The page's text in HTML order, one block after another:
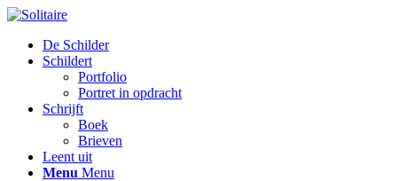
De Schilder
Schildert
Portfolio
Portret in opdracht
Schrijft
Boek
Brieven
Leent uit
Menu Menu